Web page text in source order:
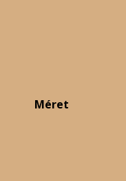
Méret